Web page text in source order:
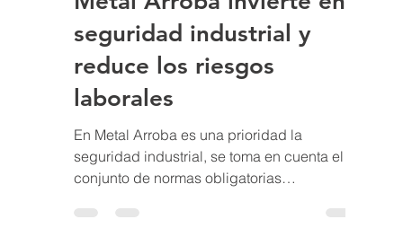
Metal Arroba invierte en
seguridad industrial y
reduce los riesgos
laborales
En Metal Arroba es una prioridad la
conjunto de normas obligatorias